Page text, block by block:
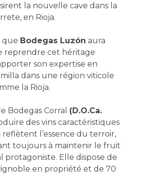
la nouvelle cave dans la
en Rioja.
que Bodegas Luzón aura
reprendre cet héritage
son expertise en
dans une région viticole
la Rioja.
Bodegas Corral (D.O.Ca.
des vins caractéristiques
l’essence du terroir,
toujours à maintenir le fruit
protagoniste. Elle dispose de
en propriété et de 70